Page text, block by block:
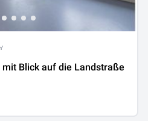
Blick auf die Landstraße